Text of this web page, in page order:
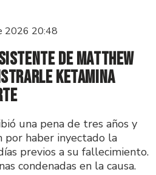
2026 20:48
de Matthew
ketamina
una pena de tres años y
por haber inyectado la
previos a su fallecimiento.
condenadas en la causa.